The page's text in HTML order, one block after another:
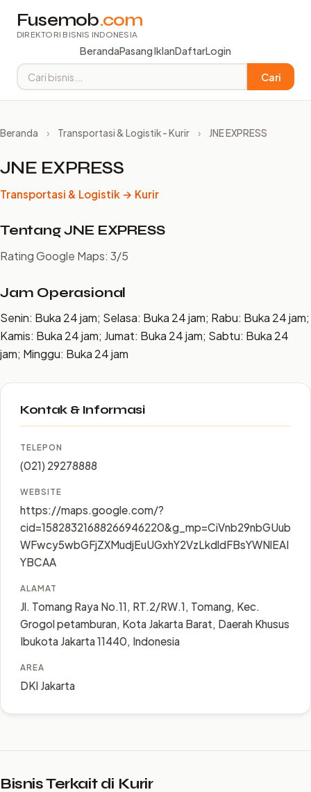
Fusemob.com
DIREKTORI BISNIS INDONESIA
BerandaPasang IklanDaftarLogin
Cari
Beranda › Transportasi & Logistik - Kurir › JNE EXPRESS
JNE EXPRESS
Transportasi & Logistik → Kurir
Tentang JNE EXPRESS
Rating Google Maps: 3/5
Jam Operasional
Senin: Buka 24 jam; Selasa: Buka 24 jam; Rabu: Buka 24 jam;
Kamis: Buka 24 jam; Jumat: Buka 24 jam; Sabtu: Buka 24
jam; Minggu: Buka 24 jam
Kontak & Informasi
TELEPON
(021) 29278888
WEBSITE
https://maps.google.com/?
cid=15828321688266946220&g_mp=CiVnb29nbGUub
WFwcy5wbGFjZXMudjEuUGxhY2VzLkdldFBsYWNlEAI
YBCAA
ALAMAT
Jl. Tomang Raya No.11, RT.2/RW.1, Tomang, Kec.
Grogol petamburan, Kota Jakarta Barat, Daerah Khusus
Ibukota Jakarta 11440, Indonesia
AREA
DKI Jakarta
Bisnis Terkait di Kurir